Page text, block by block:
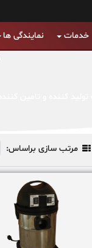
خدمات نمایندگی ها
 مرتب سازی براساس: